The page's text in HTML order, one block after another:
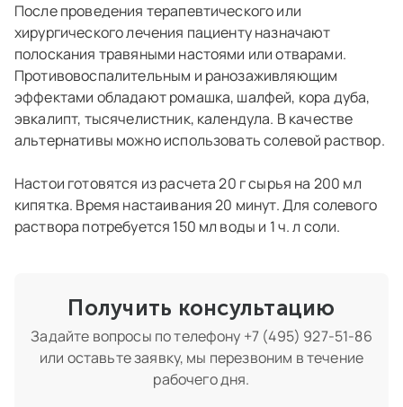
После проведения терапевтического или
хирургического лечения пациенту назначают
полоскания травяными настоями или отварами.
Противовоспалительным и ранозаживляющим
эффектами обладают ромашка, шалфей, кора дуба,
эвкалипт, тысячелистник, календула. В качестве
альтернативы можно использовать солевой раствор.
Настои готовятся из расчета 20 г сырья на 200 мл
кипятка. Время настаивания 20 минут. Для солевого
раствора потребуется 150 мл воды и 1 ч. л соли.
Получить консультацию
Задайте вопросы по телефону +7 (495) 927-51-86
или оставьте заявку, мы перезвоним в течение
рабочего дня.